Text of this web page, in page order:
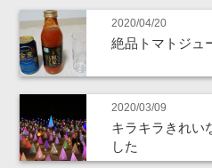
2020/04/20
絶品トマトジュ
2020/03/09
キラキラきれい
した